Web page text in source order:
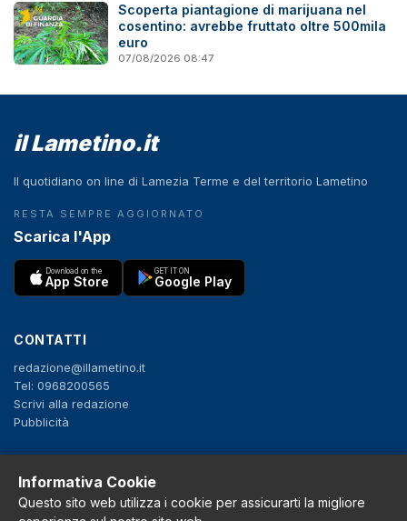
Scoperta piantagione di marijuana nel
cosentino: avrebbe fruttato oltre 500mila
euro
07/08/2026 08:47
il Lametino.it
Il quotidiano on line di Lamezia Terme e del territorio Lametino
RESTA SEMPRE AGGIORNATO
Scarica l'App
Download on the
App Store
GET IT ON
Google Play
CONTATTI
redazione@illametino.it
Tel: 0968200565
Scrivi alla redazione
Pubblicità
SEGUICI
f X IG YT
Informativa Cookie
Questo sito web utilizza i cookie per assicurarti la migliore